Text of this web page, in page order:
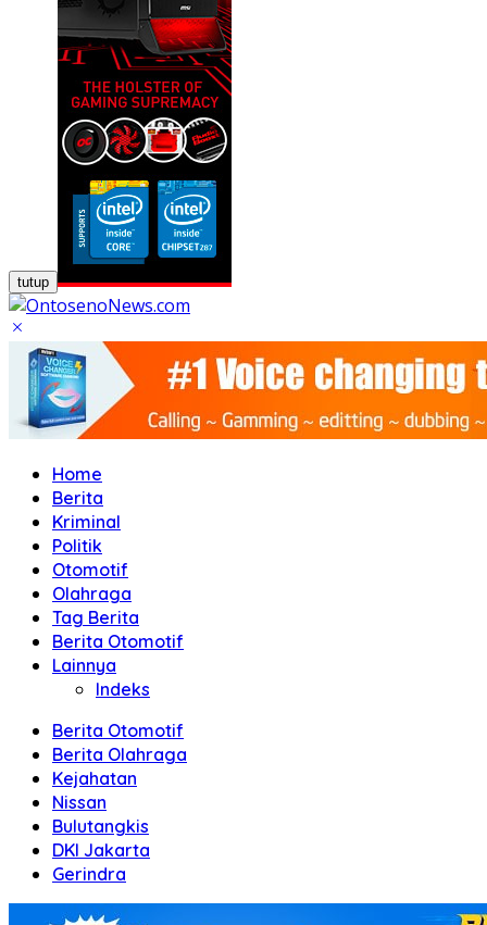
tutup
Home
Berita
Kriminal
Politik
Otomotif
Olahraga
Tag Berita
Berita Otomotif
Lainnya
Indeks
Berita Otomotif
Berita Olahraga
Kejahatan
Nissan
Bulutangkis
DKI Jakarta
Gerindra